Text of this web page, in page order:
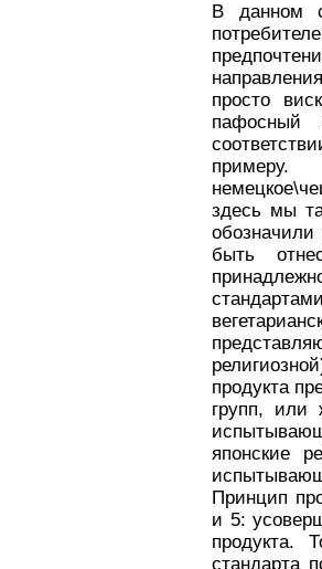
В данном
просто
пафосный
здесь мы
быть
продукта
групп, или
японские
Принцип
и 5:
продукта.
стандарта